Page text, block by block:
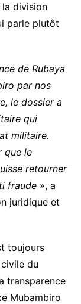
division
parle plutôt
de Rubaya
par nos
le dossier a
qui
militaire.
que le
retourner
fraude», a
juridique et
toujours
du
transparence
Mubambiro